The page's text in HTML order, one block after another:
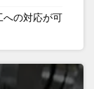
への対応が可